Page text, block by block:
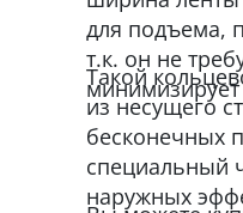
для подъема,
т.к. он не
минимизирует
Такой
из несущего
бесконечных
специальный
наружных